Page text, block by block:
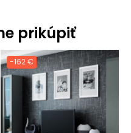
prikúpiť
-162 €